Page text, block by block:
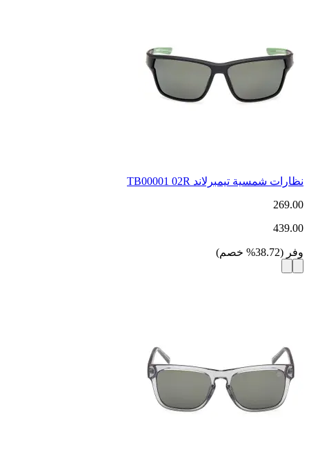
نظارات شمسية تيمبرلاند TB00001 02R
269.00
439.00
وفر (
38.72
% خصم)